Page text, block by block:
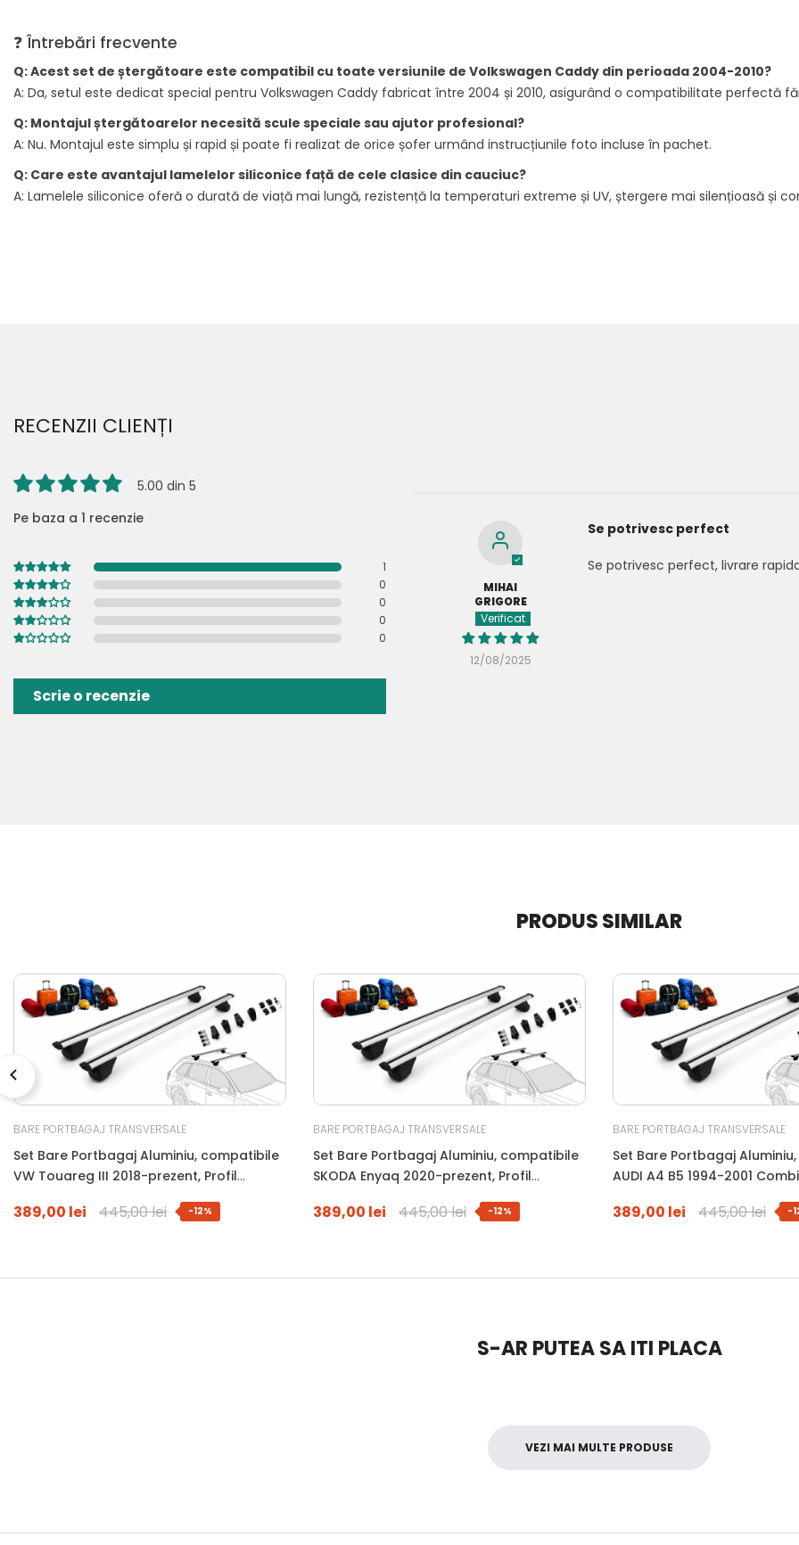
❓ Întrebări frecvente
Q: Acest set de ștergătoare este compatibil cu toate versiunile de Volkswagen Caddy din perioada 2004-2010?
A: Da, setul este dedicat special pentru Volkswagen Caddy fabricat între 2004 și 2010, asigurând o compatibilitate perfectă
Q: Montajul ștergătoarelor necesită scule speciale sau ajutor profesional?
A: Nu. Montajul este simplu și rapid și poate fi realizat de orice șofer urmând instrucțiunile foto incluse în pachet.
Q: Care este avantajul lamelelor siliconice față de cele clasice din cauciuc?
A: Lamelele siliconice oferă o durată de viață mai lungă, rezistență la temperaturi extreme și UV, ștergere mai silențioasă și
RECENZII CLIENȚI
5.00 din 5
Pe baza a 1 recenzie
1
0
0
0
0
Scrie o recenzie
12/08/2025
MIHAI
GRIGORE
Se potrivesc perfect
Se potrivesc perfect, livrare
PRODUS SIMILAR
BARE PORTBAGAJ TRANSVERSALE
Set Bare Portbagaj Aluminiu, compatibile
VW Touareg III 2018-prezent, Profil
Cheie, Garnituri, Sarcina 90 Kg
389,00 lei 445,00 lei -12%
BARE PORTBAGAJ TRANSVERSALE
Set Bare Portbagaj Aluminiu, compatibile
SKODA Enyaq 2020-prezent, Profil
Cheie, Garnituri, Sarcina 90 Kg
389,00 lei 445,00 lei -12%
BARE PORTBAGAJ TRANSVERSALE
Set Bare Portbagaj
AUDI A4 B5 1994-2001
Cheie, Garnituri, Sarcina 90
389,00 lei 445,00 lei -
S-AR PUTEA SA ITI PLACA
VEZI MAI MULTE PRODUSE